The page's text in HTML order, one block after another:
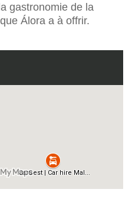
gastronomie de la
Álora a à offrir.